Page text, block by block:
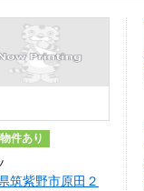
件あり
筑紫野市原田２